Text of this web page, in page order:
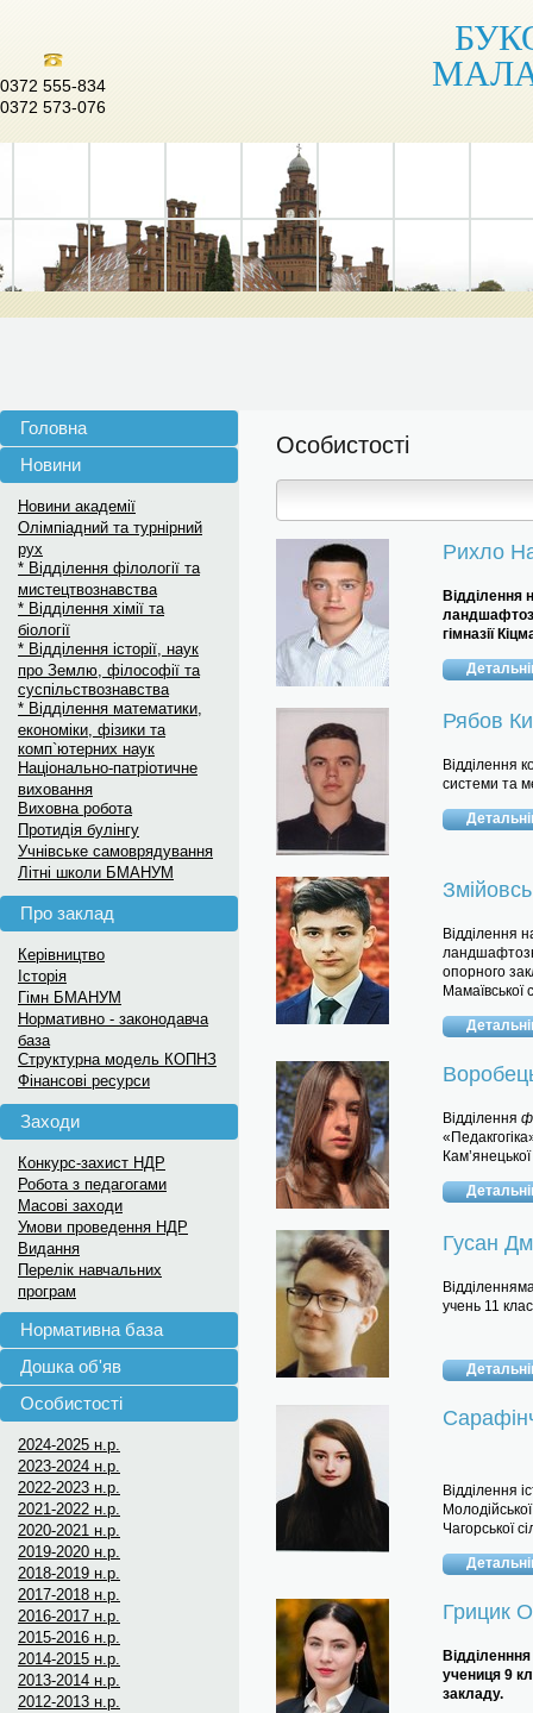
0372 555-834
0372 573-076
Головна
Новини
Новини академії
Олімпіадний та турнірний
рух
* Відділення філології та
мистецтвознавства
* Відділення хімії та
біології
* Відділення історії, наук
про Землю, філософії та
суспільствознавства
* Відділення математики,
економіки, фізики та
комп`ютерних наук
Національно-патріотичне
виховання
Виховна робота
Протидія булінгу
Учнівське самоврядування
Літні школи БМАНУМ
Про заклад
Керівництво
Історія
Гімн БМАНУМ
Нормативно - законодавча
база
Структурна модель КОПНЗ
Фінансові ресурси
Заходи
Конкурс-захист НДР
Робота з педагогами
Масові заходи
Умови проведення НДР
Видання
Перелік навчальних
програм
Нормативна база
Дошка об'яв
Особистості
2024-2025 н.р.
2023-2024 н.р.
2022-2023 н.р.
2021-2022 н.р.
2020-2021 н.р.
2019-2020 н.р.
2018-2019 н.р.
2017-2018 н.р.
2016-2017 н.р.
2015-2016 н.р.
2014-2015 н.р.
2013-2014 н.р.
2012-2013 н.р.
Особистості
Рихло
Відділення
гімназії
Рябов
Відділення
системи та
Відділення
опорного
Мамаївської
Відділення
Гусан
учень 11
Відділення
Чагорської
Грицик
учениця 9
закладу.